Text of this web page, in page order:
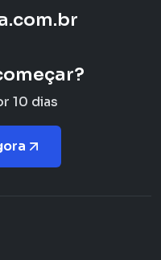
10 dias